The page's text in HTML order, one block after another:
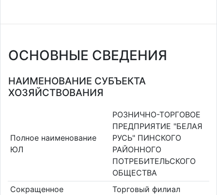
ОСНОВНЫЕ СВЕДЕНИЯ
НАИМЕНОВАНИЕ СУБЪЕКТА
ХОЗЯЙСТВОВАНИЯ
Полное наименование
ЮЛ
РОЗНИЧНО-ТОРГОВОЕ
ПРЕДПРИЯТИЕ "БЕЛАЯ
РУСЬ" ПИНСКОГО
РАЙОННОГО
ПОТРЕБИТЕЛЬСКОГО
ОБЩЕСТВА
Сокращенное
Торговый филиал